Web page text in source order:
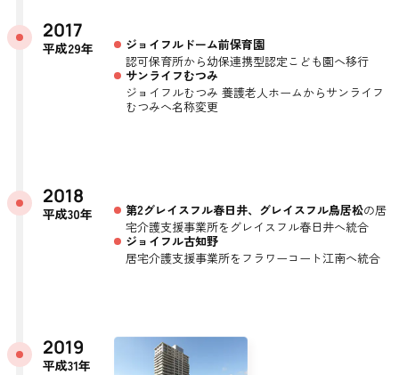
2017
平成29年
ジョイフルドーム前保育園
認可保育所から幼保連携型認定こども園へ移行
サンライフむつみ
ジョイフルむつみ 養護老人ホームからサンライフ
むつみへ名称変更
2018
平成30年 第2グレイスフル春日井、グレイスフル鳥居松の居
宅介護支援事業所をグレイスフル春日井へ統合
ジョイフル古知野
居宅介護支援事業所をフラワーコート江南へ統合
2019
平成31年